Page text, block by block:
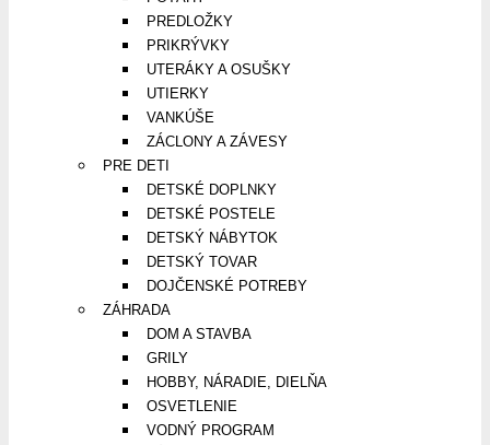
PREDLOŽKY
PRIKRÝVKY
UTERÁKY A OSUŠKY
UTIERKY
VANKÚŠE
ZÁCLONY A ZÁVESY
PRE DETI
DETSKÉ DOPLNKY
DETSKÉ POSTELE
DETSKÝ NÁBYTOK
DETSKÝ TOVAR
DOJČENSKÉ POTREBY
ZÁHRADA
DOM A STAVBA
GRILY
HOBBY, NÁRADIE, DIELŇA
OSVETLENIE
VODNÝ PROGRAM